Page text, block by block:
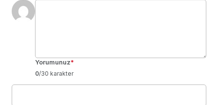
Yorumunuz*
0/30 karakter